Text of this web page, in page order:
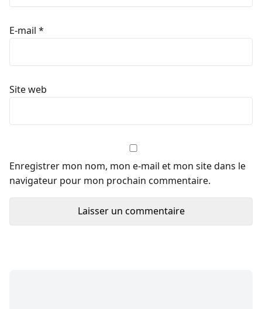
E-mail *
Site web
Enregistrer mon nom, mon e-mail et mon site dans le
navigateur pour mon prochain commentaire.